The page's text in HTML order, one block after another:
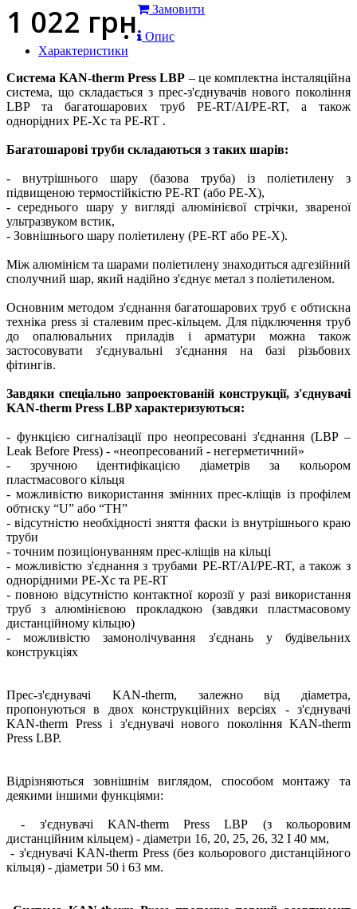
1 022 грн
Замовити
Опис
Характеристики
Система KAN-therm Press LBP – це комплектна інсталяційна
система, що складається з прес-з'єднувачів нового покоління
LBP та багатошарових труб PE-RT/AI/PE-RT, а також
однорідних PE-Xc та PE-RT .
Багатошарові труби складаються з таких шарів:
- внутрішнього шару (базова труба) із поліетилену з
підвищеною термостійкістю PE-RT (або PE-X),
- середнього шару у вигляді алюмінієвої стрічки, звареної
ультразвуком встик,
- Зовнішнього шару поліетилену (PE-RT або PE-X).
Між алюмінієм та шарами поліетилену знаходиться адгезійний
сполучний шар, який надійно з'єднує метал з поліетиленом.
Основним методом з'єднання багатошарових труб є обтискна
техніка press зі сталевим прес-кільцем. Для підключення труб
до опалювальних приладів і арматури можна також
застосовувати з'єднувальні з'єднання на базі різьбових
фітингів.
Завдяки спеціально запроектованій конструкції, з'єднувачі
KAN-therm Press LBP характеризуються:
- функцією сигналізації про неопресовані з'єднання (LBP –
Leak Before Press) - «неопресований - негерметичний»
- зручною ідентифікацією діаметрів за кольором
пластмасового кільця
- можливістю використання змінних прес-кліщів із профілем
обтиску “U” або “TH”
- відсутністю необхідності зняття фаски із внутрішнього краю
труби
- точним позиціонуванням прес-кліщів на кільці
- можливістю з'єднання з трубами PE-RT/AI/PE-RT, а також з
однорідними PE-Xc та PE-RT
- повною відсутністю контактної корозії у разі використання
труб з алюмінієвою прокладкою (завдяки пластмасовому
дистанційному кільцю)
- можливістю замонолічування з'єднань у будівельних
конструкціях
Прес-з'єднувачі KAN-therm, залежно від діаметра,
пропонуються в двох конструкційних версіях - з'єднувачі
KAN-therm Press і з'єднувачі нового покоління KAN-therm
Press LBP.
Відрізняються зовнішнім виглядом, способом монтажу та
деякими іншими функціями:
- з'єднувачі KAN-therm Press LBP (з кольоровим
дистанційним кільцем) - діаметри 16, 20, 25, 26, 32 І 40 мм,
- з'єднувачі KAN-therm Press (без кольорового дистанційного
кільця) - діаметри 50 і 63 мм.